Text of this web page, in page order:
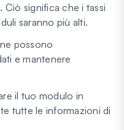
Ciò significa che i tassi
saranno più alti.
possono
e mantenere
il tuo modulo in
tutte le informazioni di